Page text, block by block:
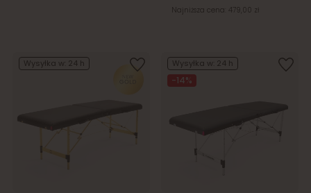
Najniższa cena: 479,00 zł
Wysyłka w: 24 h Wysyłka w: 24 h
-14%